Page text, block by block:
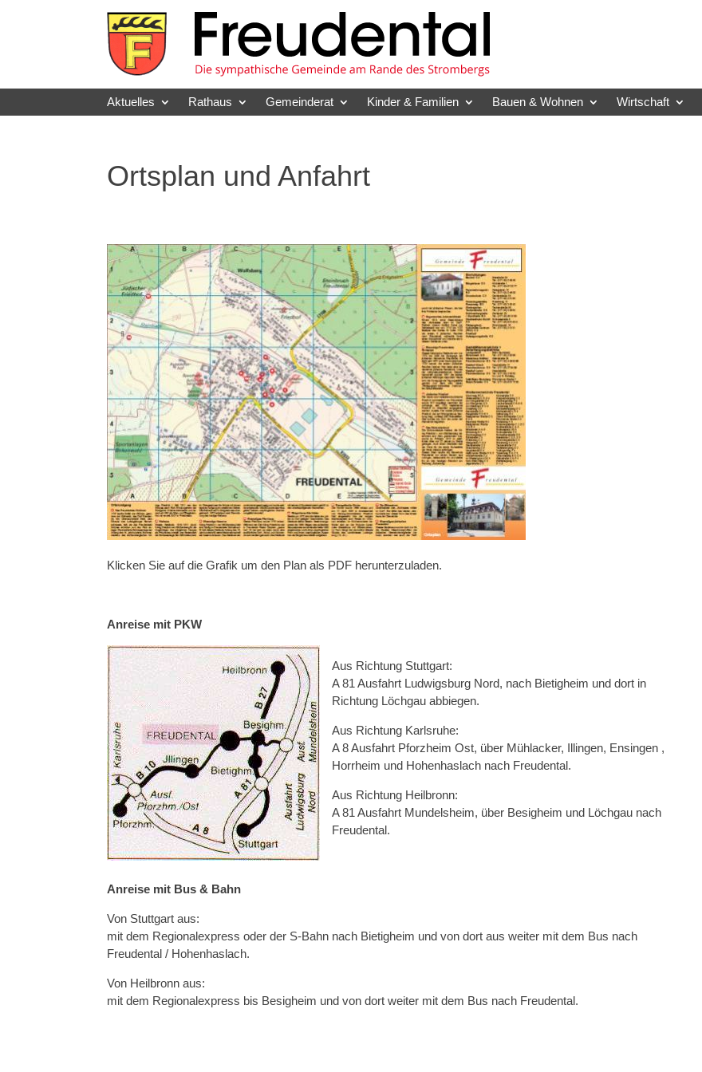
Aktuelles Rathaus Gemeinderat Kinder & Familien Bauen & Wohnen Wirtschaft
Ortsplan und Anfahrt
Klicken Sie auf die Grafik um den Plan als PDF herunterzuladen.
Anreise mit PKW
Aus Richtung Stuttgart:
A 81 Ausfahrt Ludwigsburg Nord, nach Bietigheim und dort in
Richtung Löchgau abbiegen.
Aus Richtung Karlsruhe:
A 8 Ausfahrt Pforzheim Ost, über Mühlacker, Illingen, Ensingen ,
Horrheim und Hohenhaslach nach Freudental.
Aus Richtung Heilbronn:
A 81 Ausfahrt Mundelsheim, über Besigheim und Löchgau nach
Freudental.
Anreise mit Bus & Bahn
Von Stuttgart aus:
mit dem Regionalexpress oder der S-Bahn nach Bietigheim und von dort aus weiter mit dem Bus nach
Freudental / Hohenhaslach.
Von Heilbronn aus:
mit dem Regionalexpress bis Besigheim und von dort weiter mit dem Bus nach Freudental.